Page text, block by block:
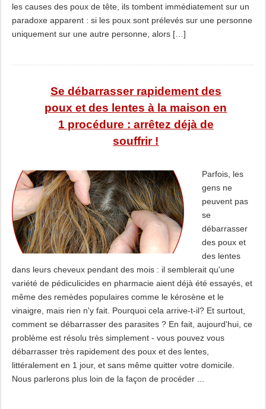
les causes des poux de tête, ils tombent immédiatement sur un
paradoxe apparent : si les poux sont prélevés sur une personne
uniquement sur une autre personne, alors […]
Se débarrasser rapidement des
poux et des lentes à la maison en
1 procédure : arrêtez déjà de
souffrir !
Parfois, les
gens ne
peuvent pas
se
débarrasser
des poux et
des lentes
dans leurs cheveux pendant des mois : il semblerait qu'une
variété de pédiculicides en pharmacie aient déjà été essayés, et
même des remèdes populaires comme le kérosène et le
vinaigre, mais rien n'y fait. Pourquoi cela arrive-t-il? Et surtout,
comment se débarrasser des parasites ? En fait, aujourd'hui, ce
problème est résolu très simplement - vous pouvez vous
débarrasser très rapidement des poux et des lentes,
littéralement en 1 jour, et sans même quitter votre domicile.
Nous parlerons plus loin de la façon de procéder ...